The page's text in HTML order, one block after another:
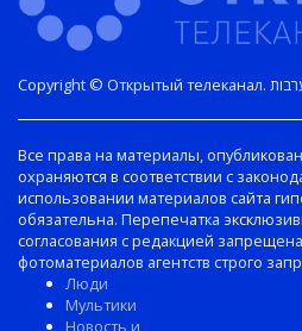
Все права на материалы,
охраняются в соответствии с
использовании материалов сайта
обязательна. Перепечатка
согласования с редакцией
фотоматериалов агентств строго
Люди
Мультики
Новость и